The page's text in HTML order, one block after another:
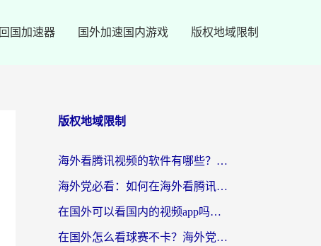
回国加速器 国外加速国内游戏 版权地域限制
版权地域限制
海外看腾讯视频的软件有哪些？2026实测有效，留学生都在用的回国加速器指南
海外党必看：如何在海外看腾讯体育？解决赛事直播地区限制的终极指南
在国外可以看国内的视频app吗知乎？海外党亲测有效的追剧加速方案
在国外怎么看球赛不卡？海外党专属体育直播自由指南